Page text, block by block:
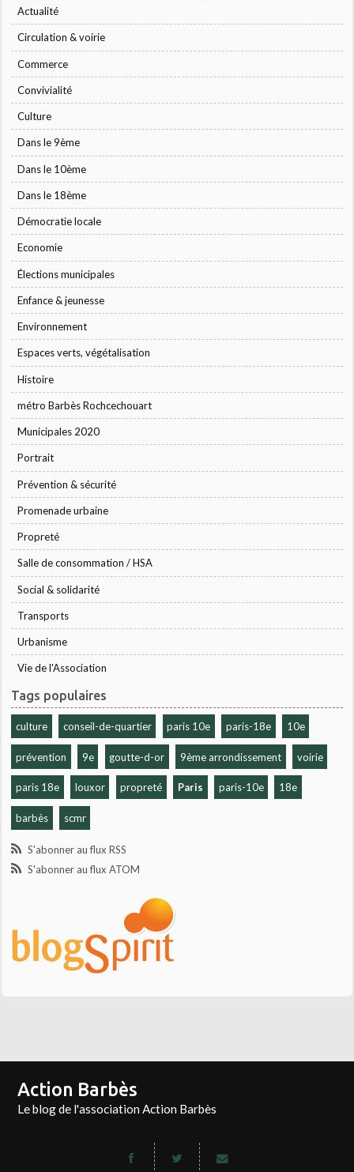
Actualité
Circulation & voirie
Commerce
Convivialité
Culture
Dans le 9ème
Dans le 10ème
Dans le 18ème
Démocratie locale
Economie
Élections municipales
Enfance & jeunesse
Environnement
Espaces verts, végétalisation
Histoire
métro Barbès Rochcechouart
Municipales 2020
Portrait
Prévention & sécurité
Promenade urbaine
Propreté
Salle de consommation / HSA
Social & solidarité
Transports
Urbanisme
Vie de l'Association
Tags populaires
culture conseil-de-quartier paris 10e paris-18e 10e
prévention 9e goutte-d-or 9ème arrondissement voirie
paris 18e louxor propreté Paris paris-10e 18e
barbès scmr
S'abonner au flux RSS
S'abonner au flux ATOM
Action Barbès
Le blog de l'association Action Barbès